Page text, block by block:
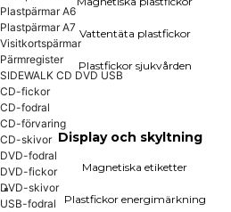
Korthållare ID-kort
JOJO ID-kort
Lanyards Nyckelband
Vattentäta plastfickor
Plastfickor sjukvården
Display och skyltning
Magnetiska etiketter
Plastfickor energimärkning
Plastpärmar A6
Plastpärmar A7
Visitkortspärmar
Pärmregister
SIDEWALK CD DVD USB
CD-fickor
CD-fodral
CD-förvaring
CD-skivor
DVD-fodral
DVD-fickor
DVD-skivor
USB-fodral